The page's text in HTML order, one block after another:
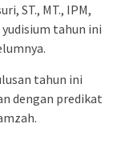
ST., MT., IPM,
tahun ini
tahun ini
dengan predikat